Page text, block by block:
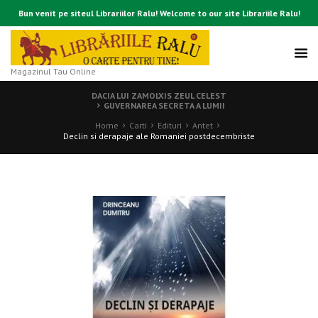
Bun venit pe siteul Librariilor Ralu! Welcome to our site Librariile Ralu!
Magazinul Tau Online
DACIA LUI ZAMOLXIS ZEUL CELEST
GUVERNAREA SECRETA A LUMII
Home
Carti Edituri
Antet
Declin si derapaje ale Romaniei postdecembriste